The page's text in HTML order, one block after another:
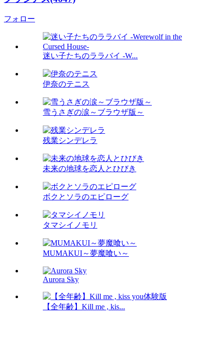
フォロー
迷い子たちのララバイ -W...
伊奈のテニス
雪うさぎの涙～ブラウザ版～
残業シンデレラ
未来の地球を恋人とひびき
ボクとソラのエピローグ
タマシイノモリ
MUMAKUI～夢魔喰い～
Aurora Sky
【全年齢】Kill me , kis...